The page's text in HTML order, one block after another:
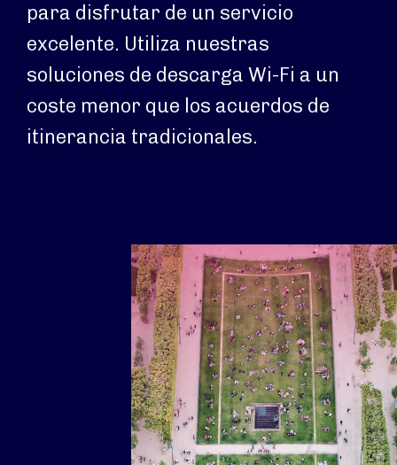
para disfrutar de un servicio
excelente. Utiliza nuestras
soluciones de descarga Wi-Fi a un
coste menor que los acuerdos de
itinerancia tradicionales.